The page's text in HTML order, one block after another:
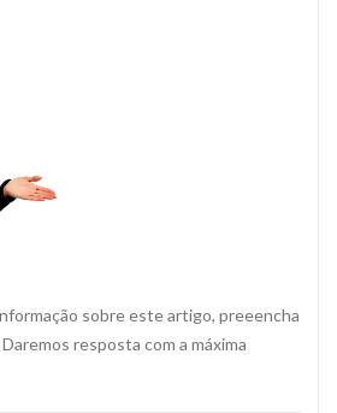
sobre este artigo, preeencha
resposta com a máxima